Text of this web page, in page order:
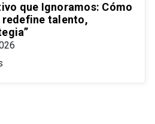
que Ignoramos: Cómo
talento,